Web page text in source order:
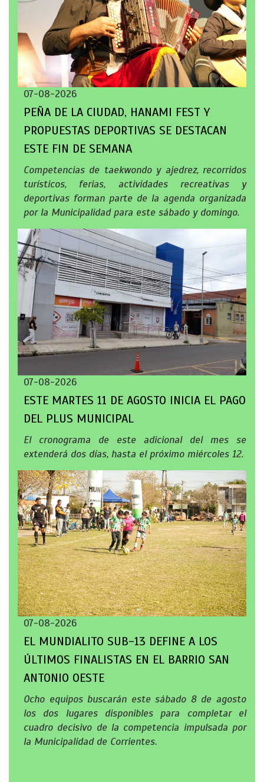
07-08-2026
PEÑA DE LA CIUDAD, HANAMI FEST Y
PROPUESTAS DEPORTIVAS SE DESTACAN
ESTE FIN DE SEMANA
Competencias de taekwondo y ajedrez, recorridos
turísticos, ferias, actividades recreativas y
deportivas forman parte de la agenda organizada
por la Municipalidad para este sábado y domingo.
07-08-2026
ESTE MARTES 11 DE AGOSTO INICIA EL PAGO
DEL PLUS MUNICIPAL
El cronograma de este adicional del mes se
extenderá dos días, hasta el próximo miércoles 12.
07-08-2026
EL MUNDIALITO SUB-13 DEFINE A LOS
ÚLTIMOS FINALISTAS EN EL BARRIO SAN
ANTONIO OESTE
Ocho equipos buscarán este sábado 8 de agosto
los dos lugares disponibles para completar el
cuadro decisivo de la competencia impulsada por
la Municipalidad de Corrientes.